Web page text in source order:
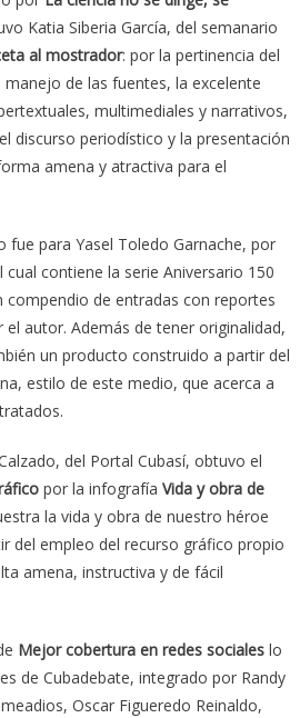
Katia Siberia García, del semanario
al mostrador: por la pertinencia del
de las fuentes, la excelente
multimediales y narrativos,
discurso periodístico y la presentación
amena y atractiva para el
fue para Yasel Toledo Garnache, por
cual contiene la serie Aniversario 150
compendio de entradas con reportes
autor. Además de tener originalidad,
un producto construido a partir del
estilo de este medio, que acerca a
del Portal Cubasí, obtuvo el
por la infografía Vida y obra de
la vida y obra de nuestro héroe
del empleo del recurso gráfico propio
amena, instructiva y de fácil
Mejor cobertura en redes socialeslo
de Cubadebate, integrado por Randy
Oscar Figueredo Reinaldo,